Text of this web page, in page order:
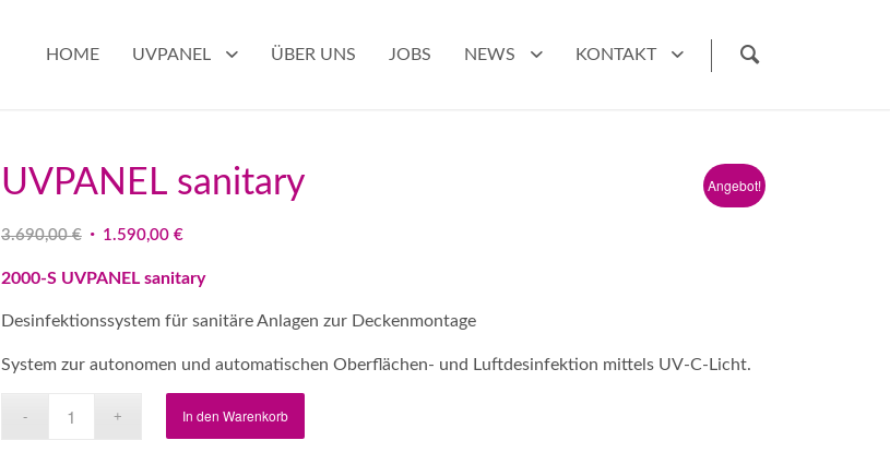
HOME UVPANEL ÜBER UNS JOBS NEWS KONTAKT
Angebot!
UVPANEL sanitary
3.690,00€ Ursprünglicher
war:
1.590,00 €Aktueller
ist:
2000-S UVPANEL sanitary
Desinfektionssystem für sanitäre Anlagen zur Deckenmontage
System zur autonomen und automatischen Oberflächen- und Luftdesinfektion mittels UV-C-Licht.
In den Warenkorb